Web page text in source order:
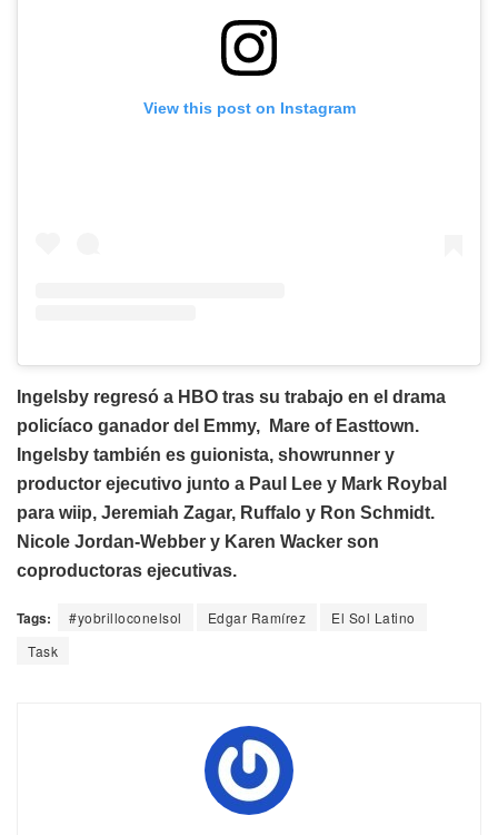
View this post on Instagram
Ingelsby regresó a HBO tras su trabajo en el drama
policíaco ganador del Emmy, Mare of Easttown.
Ingelsby también es guionista, showrunner y
productor ejecutivo junto a Paul Lee y Mark Roybal
para wiip, Jeremiah Zagar, Ruffalo y Ron Schmidt.
Nicole Jordan-Webber y Karen Wacker son
coproductoras ejecutivas.
Tags: #yobrilloconelsol Edgar Ramírez
El Sol Latino
Task